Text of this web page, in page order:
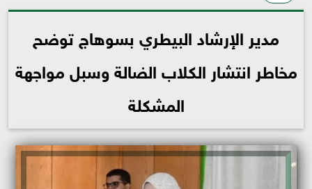
مدير الإرشاد البيطري بسوهاج توضح
مخاطر انتشار الكلاب الضالة وسبل مواجهة
المشكلة